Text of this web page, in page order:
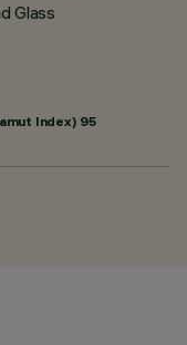
Glass
Index) 95